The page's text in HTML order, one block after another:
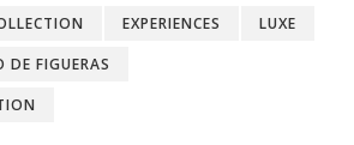
EXPERIENCES
LUXE
DE FIGUERAS